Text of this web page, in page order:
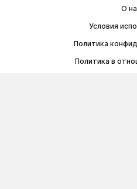
О
Условия
Политика
Политика в